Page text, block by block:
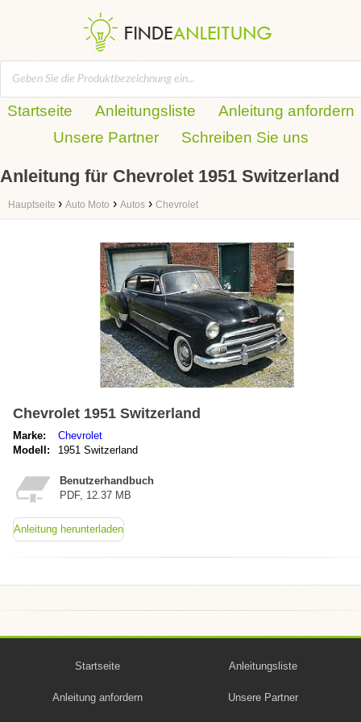
Startseite Anleitungsliste
Anleitung anfordern
Unsere Partner
Schreiben Sie uns
Anleitung für Chevrolet 1951 Switzerland
Hauptseite › Auto Moto › Autos › Chevrolet
Chevrolet 1951 Switzerland
Marke:
Chevrolet
Modell:
1951 Switzerland
Benutzerhandbuch
PDF, 12.37 MB
Anleitung herunterladen
Startseite Anleitungsliste
Anleitung anfordern Unsere Partner